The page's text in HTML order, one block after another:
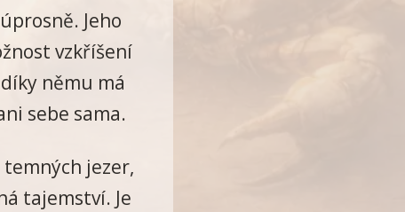
Jeho
vzkříšení
němu má
sebe sama.
temných jezer,
tajemství. Je